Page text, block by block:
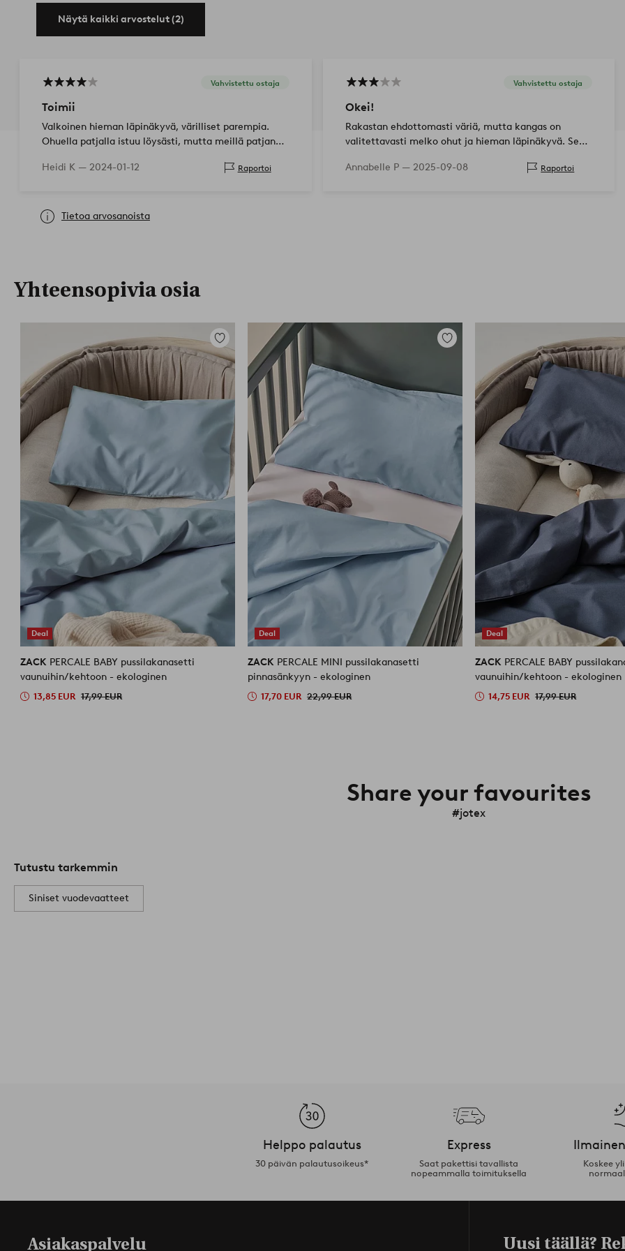
Näytä kaikki arvostelut (2)
Vahvistettu ostaja
Toimii
Valkoinen hieman läpinäkyvä, värilliset parempia.
Ohuella patjalla istuu löysästi, mutta meillä patjan
Heidi K — 2024-01-12 Raportoi
Vahvistettu ostaja
Okei!
Rakastan ehdottomasti väriä, mutta kangas on
valitettavasti melko ohut ja hieman läpinäkyvä. Se
Annabelle P — 2025-09-08 Raportoi
Tietoa arvosanoista
Yhteensopivia osia
Deal
Lisää
suosikkeihin
ZACK PERCALE BABY pussilakanasetti
vaunuihin/kehtoon - ekologinen
13,85 EUR 17,99 EUR
Deal
Lisää
ZACK PERCALE MINI pussilakanasetti
pinnasänkyyn - ekologinen
17,70 EUR 22,99 EUR
Deal
ZACK PERCALE BABY
vaunuihin/kehtoon - ekologinen
14,75 EUR 17,99 EUR
Share your favourites
#jotex
Tutustu tarkemmin
Siniset vuodevaatteet
Helppo palautus
30 päivän palautusoikeus*
Express
Saat pakettisi tavallista
nopeammalla toimituksella
Koskee
Asiakaspalvelu Uusi täällä?